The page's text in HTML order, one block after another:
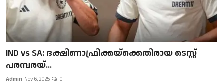
IND vs SA: ദക്ഷിണാഫ്രിക്കയ്‌ക്കെതിരായ ടെസ്റ്റ്
പരമ്പരയ്...
Admin Nov 6, 2025 0